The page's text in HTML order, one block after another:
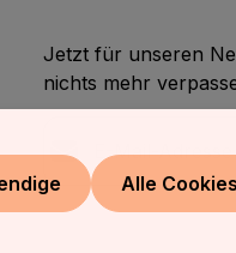
Jetzt für unseren
nichts mehr
Datenschutz
Alle